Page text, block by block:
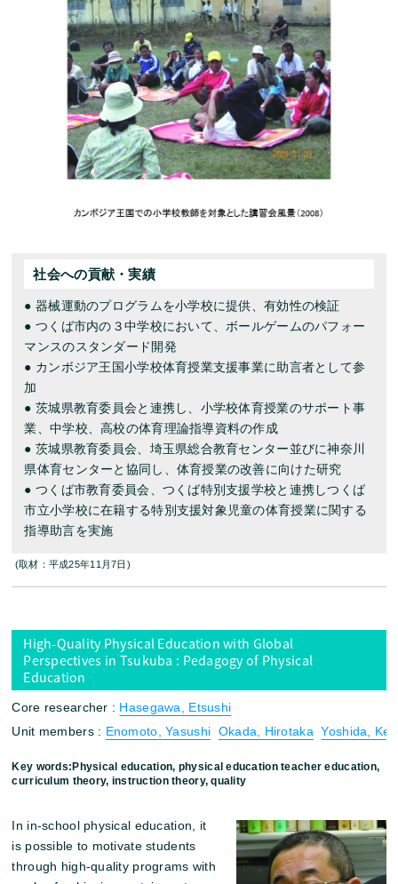
社会への貢献・実績
● 器械運動のプログラムを小学校に提供、有効性の検証
● つくば市内の３中学校において、ボールゲームのパフォー
マンスのスタンダード開発
● カンボジア王国小学校体育授業支援事業に助言者として参
加
● 茨城県教育委員会と連携し、小学校体育授業のサポート事
業、中学校、高校の体育理論指導資料の作成
● 茨城県教育委員会、埼玉県総合教育センター並びに神奈川
県体育センターと協同し、体育授業の改善に向けた研究
● つくば市教育委員会、つくば特別支援学校と連携しつくば
市立小学校に在籍する特別支援対象児童の体育授業に関する
指導助言を実施
(取材：平成25年11月7日)
High-Quality Physical Education with Global
Perspectives in Tsukuba : Pedagogy of Physical
Education
Core researcher : Hasegawa, Etsushi
Unit members : Enomoto, Yasushi Okada, Hirotaka Yoshida,
Key words:Physical education, physical education teacher education,
curriculum theory, instruction theory, quality
In in-school physical education, it
is possible to motivate students
through high-quality programs with